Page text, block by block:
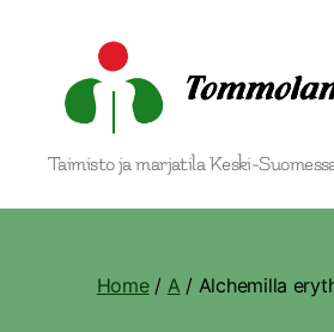
Tommolan
Tila
Taimisto ja marjatila Keski-
Home/ A / Alchemilla